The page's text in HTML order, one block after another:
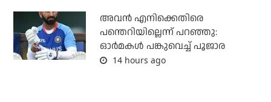
അവന്‍ എനിക്കെതിരെ
പന്തെറിയില്ലെന്ന് പറഞ്ഞു:
ഓര്‍മകള്‍ പങ്കുവെച്ച് പൂജാര
14 hours ago